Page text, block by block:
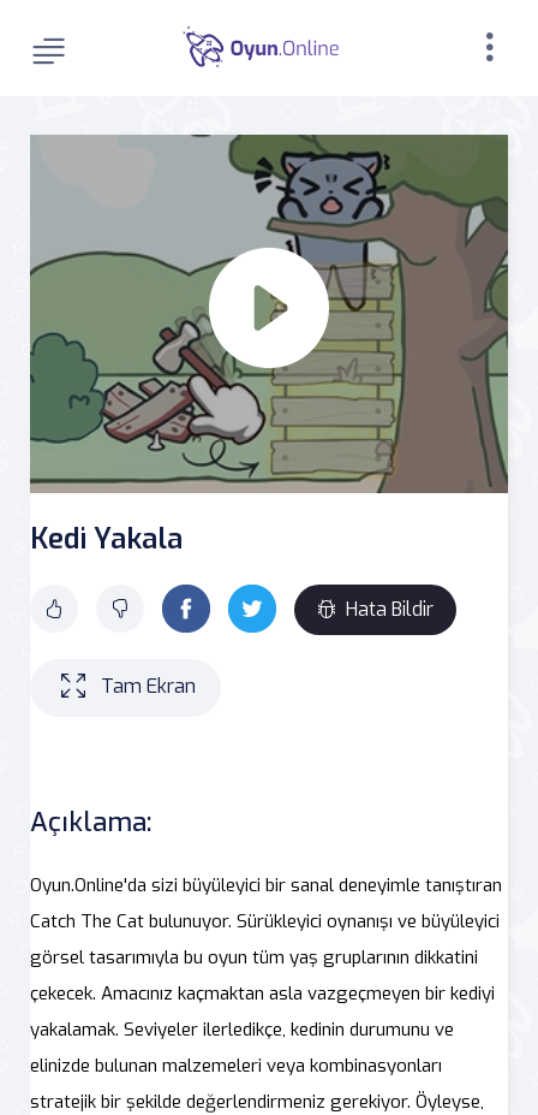
Kedi Yakala
Hata Bildir
Tam Ekran
Açıklama:
Oyun.Online'da sizi büyüleyici bir sanal deneyimle tanıştıran
Catch The Cat bulunuyor. Sürükleyici oynanışı ve büyüleyici
görsel tasarımıyla bu oyun tüm yaş gruplarının dikkatini
çekecek. Amacınız kaçmaktan asla vazgeçmeyen bir kediyi
yakalamak. Seviyeler ilerledikçe, kedinin durumunu ve
elinizde bulunan malzemeleri veya kombinasyonları
stratejik bir şekilde değerlendirmeniz gerekiyor. Öyleyse,